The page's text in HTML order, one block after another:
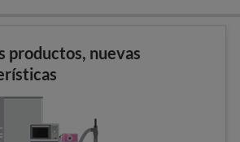
productos, nuevas